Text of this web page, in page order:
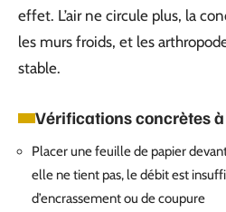
effet. L’air ne circule plus, la
les murs froids, et les
stable.
Vérifications concrètes
Placer une feuille de papier
elle ne tient pas, le débit est
d’encrassement ou de coupure